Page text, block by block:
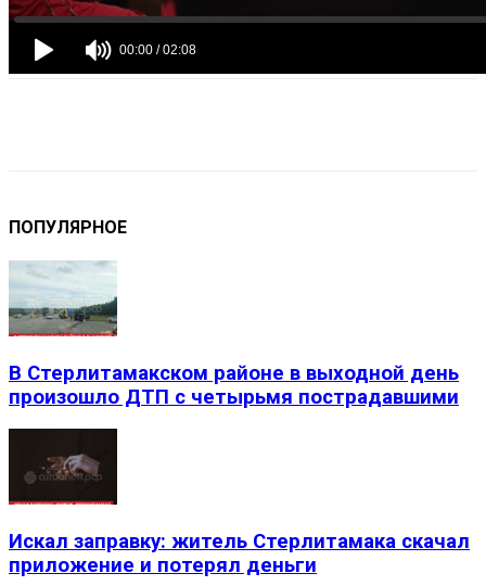
ПОПУЛЯРНОЕ
В Стерлитамакском районе в выходной день
произошло ДТП с четырьмя пострадавшими
Искал заправку: житель Стерлитамака скачал
приложение и потерял деньги